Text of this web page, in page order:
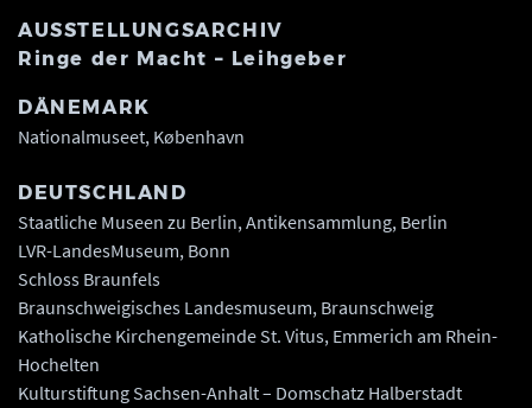
AUSSTELLUNGSARCHIV
Ringe der Macht – Leihgeber
DÄNEMARK
Nationalmuseet, København
DEUTSCHLAND
Staatliche Museen zu Berlin, Antikensammlung, Berlin
LVR-LandesMuseum, Bonn
Schloss Braunfels
Braunschweigisches Landesmuseum, Braunschweig
Katholische Kirchengemeinde St. Vitus, Emmerich am Rhein-
Hochelten
Kulturstiftung Sachsen-Anhalt – Domschatz Halberstadt